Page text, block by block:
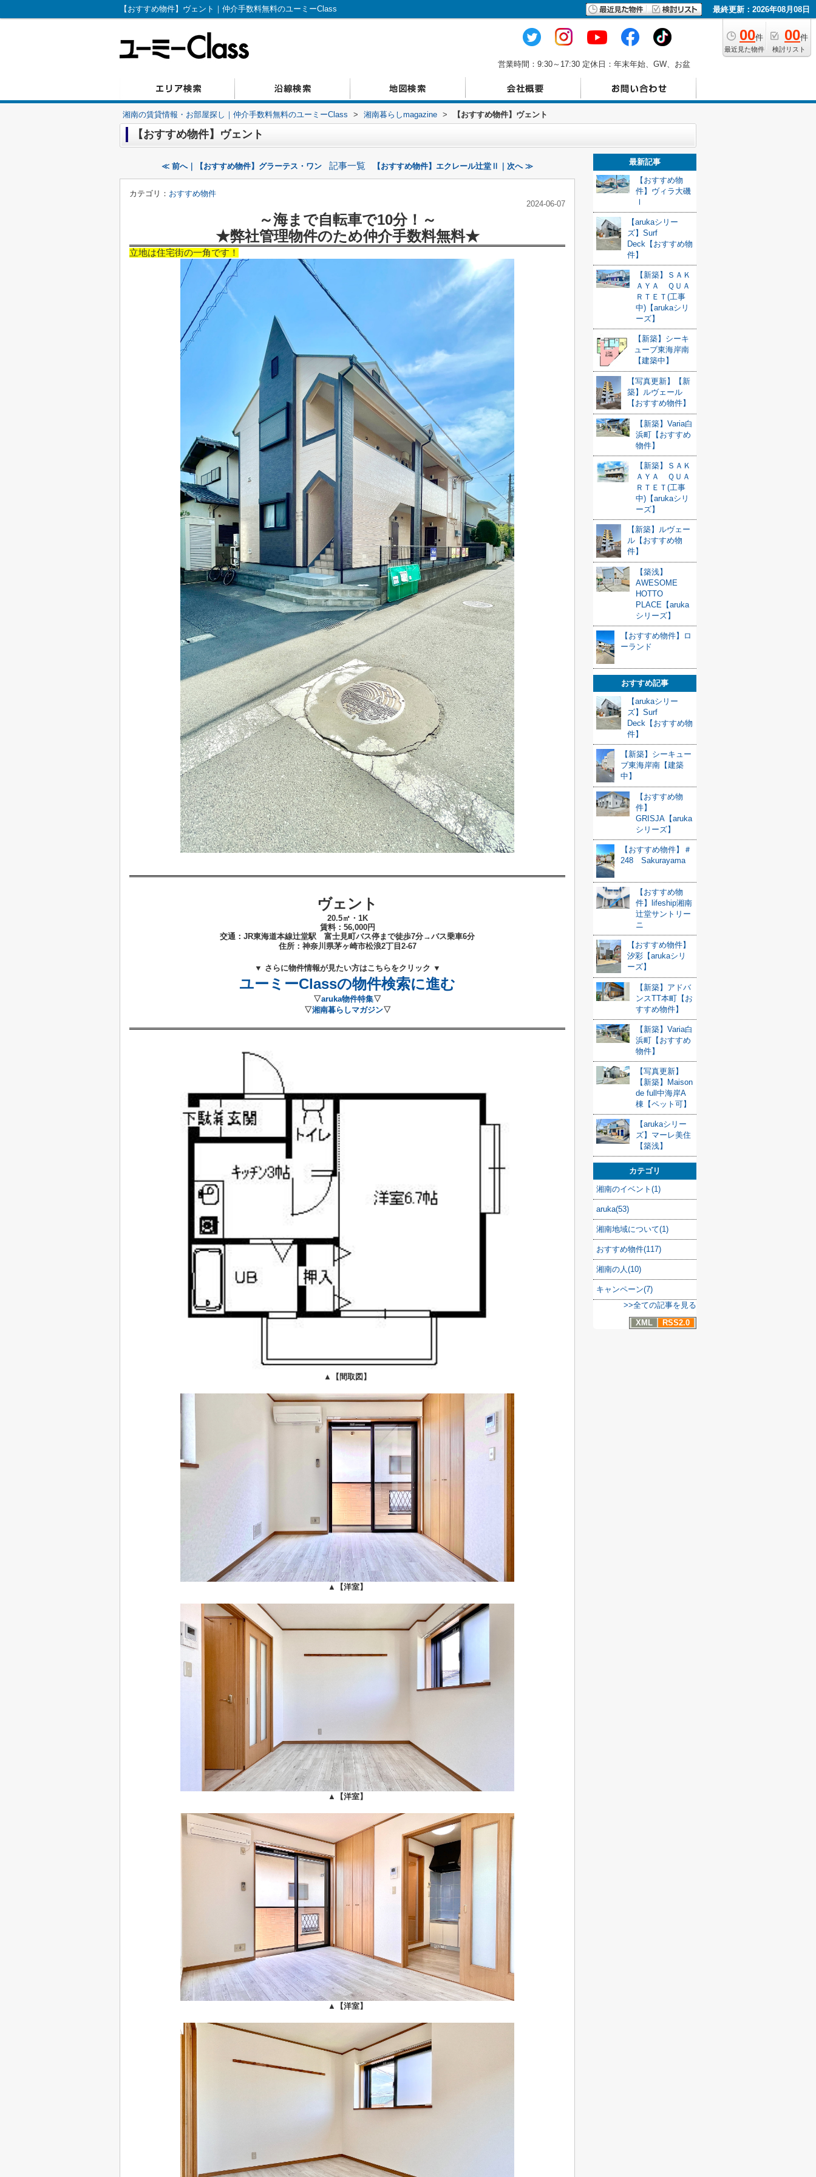
【おすすめ物件】ヴェント｜仲介手数料無料のユーミーClass 最終更新：2026年08月08日
00件
最近見た物件
00件
検討リスト
営業時間：9:30～17:30 定休日：年末年始、GW、お盆
湘南の賃貸情報・お部屋探し｜仲介手数料無料のユーミーClass > 湘南暮らしmagazine > 【おすすめ物件】ヴェント
【おすすめ物件】ヴェント
≪ 前へ｜【おすすめ物件】グラーテス・ワン 記事一覧 【おすすめ物件】エクレール辻堂Ⅱ｜次へ ≫
カテゴリ： おすすめ物件
2024-06-07
～海まで自転車で10分！ ～
★弊社管理物件のため仲介手数料無料★
立地は住宅街の一角です！
ヴェント
20.5㎡・1K
賃料：56,000円
交通：JR東海道本線辻堂駅 富士見町バス停まで徒歩7分→バス乗車6分
住所： 神奈川県茅ヶ崎市松浪2丁目2-67
▼ さらに物件情報が見たい方はこちらをクリック ▼
ユーミーClassの物件検索に進む
▽aruka物件特集▽
▽湘南暮らしマガジン▽
▲ 【間取図】
▲ 【洋室】
▲ 【洋室】
▲ 【洋室】
最新記事
【おすすめ物
件】ヴィラ大磯
Ⅰ
【arukaシリー
ズ】Surf
Deck【おすすめ物
件】
【新築】ＳＡＫ
ＡＹＡ ＱＵＡ
ＲＴＥＴ(工事
中)【arukaシリ
ーズ】
【新築】シーキ
ューブ東海岸南
【建築中】
【写真更新】【新
築】ルヴェール
【おすすめ物件】
【新築】Varia白
浜町【おすすめ
物件】
【新築】ＳＡＫ
ＡＹＡ ＱＵＡ
ＲＴＥＴ(工事
中)【arukaシリ
ーズ】
【新築】ルヴェー
ル【おすすめ物
件】
【築浅】
AWESOME
HOTTO
PLACE【aruka
シリーズ】
【おすすめ物件】ロ
ーランド
おすすめ記事
【arukaシリー
ズ】Surf
Deck【おすすめ物
件】
【新築】シーキュー
ブ東海岸南【建築
中】
【おすすめ物
件】
GRISJA【aruka
シリーズ】
【おすすめ物件】＃
248 Sakurayama
【おすすめ物
件】lifeship湘南
辻堂サントリー
ニ
【おすすめ物件】
汐彩【arukaシリ
ーズ】
【新築】アドバ
ンスTT本町【お
すすめ物件】
【新築】Varia白
浜町【おすすめ
物件】
【写真更新】
【新築】Maison
de full中海岸A
棟【ペット可】
【arukaシリー
ズ】マーレ美住
【築浅】
カテゴリ
湘南のイベント(1)
aruka(53)
湘南地域について(1)
おすすめ物件(117)
湘南の人(10)
キャンペーン(7)
>>全ての記事を見る
XML
RSS2.0